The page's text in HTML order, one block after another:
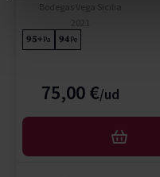
Bodegas Vega Sicilia
2021
95+Pa 94Pe
75,00 €
AÑADIR